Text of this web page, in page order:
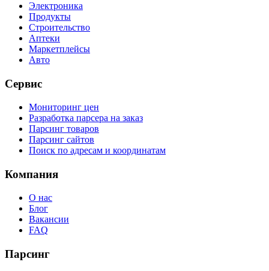
Электроника
Продукты
Строительство
Аптеки
Маркетплейсы
Авто
Сервис
Мониторинг цен
Разработка парсера на заказ
Парсинг товаров
Парсинг сайтов
Поиск по адресам и координатам
Компания
О нас
Блог
Вакансии
FAQ
Парсинг